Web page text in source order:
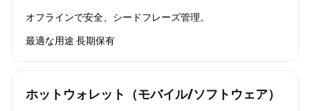
オフラインで安全、シードフレーズ管理。
最適な用途 長期保有
ホットウォレット（モバイル/ソフトウェア）